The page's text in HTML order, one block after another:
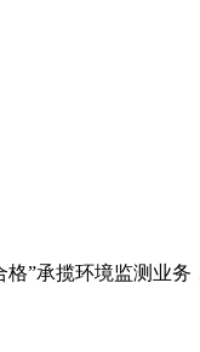
”承揽环境监测业务